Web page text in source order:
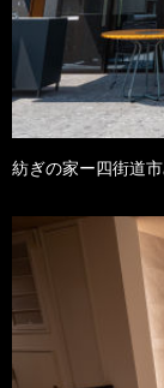
紡ぎの家ー四街道